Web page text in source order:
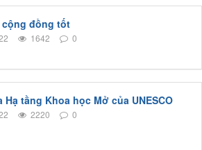
đồng tốt
1642 0
tầng Khoa học Mở của UNESCO
2220 0